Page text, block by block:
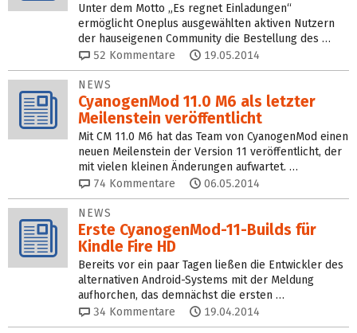
Unter dem Motto „Es regnet Einladungen“
ermöglicht Oneplus ausgewählten aktiven Nutzern
der hauseigenen Community die Bestellung des …
52 Kommentare 19.05.2014
NEWS
CyanogenMod 11.0 M6 als letzter
Meilenstein veröffentlicht
Mit CM 11.0 M6 hat das Team von CyanogenMod einen
neuen Meilenstein der Version 11 veröffentlicht, der
mit vielen kleinen Änderungen aufwartet. …
74 Kommentare 06.05.2014
NEWS
Erste CyanogenMod-11-Builds für
Kindle Fire HD
Bereits vor ein paar Tagen ließen die Entwickler des
alternativen Android-Systems mit der Meldung
aufhorchen, das demnächst die ersten …
34 Kommentare 19.04.2014